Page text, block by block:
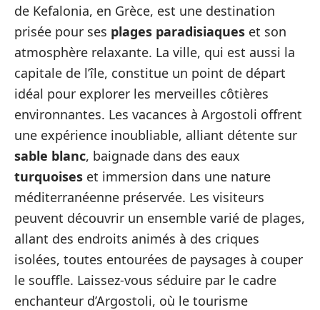
de Kefalonia, en Grèce, est une destination
prisée pour ses plages paradisiaques et son
atmosphère relaxante. La ville, qui est aussi la
capitale de l’île, constitue un point de départ
idéal pour explorer les merveilles côtières
environnantes. Les vacances à Argostoli offrent
une expérience inoubliable, alliant détente sur
sable blanc, baignade dans des eaux
turquoises et immersion dans une nature
méditerranéenne préservée. Les visiteurs
peuvent découvrir un ensemble varié de plages,
allant des endroits animés à des criques
isolées, toutes entourées de paysages à couper
le souffle. Laissez-vous séduire par le cadre
enchanteur d’Argostoli, où le tourisme